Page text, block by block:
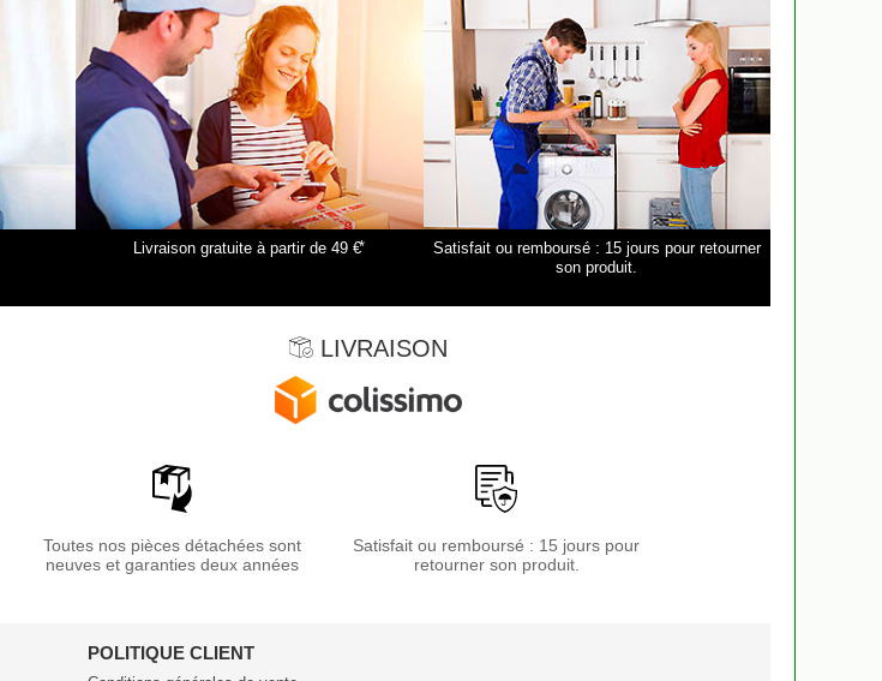
Livraison gratuite à partir de 49 €*
Satisfait ou remboursé : 15 jours pour retourner
son produit.
LIVRAISON
Toutes nos pièces détachées sont
neuves et garanties deux années
Satisfait ou remboursé : 15 jours pour
retourner son produit.
POLITIQUE CLIENT